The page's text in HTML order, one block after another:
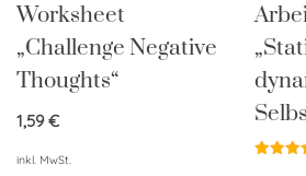
Worksheet
„Challenge Negative
Thoughts“
1,59€
inkl. MwSt.